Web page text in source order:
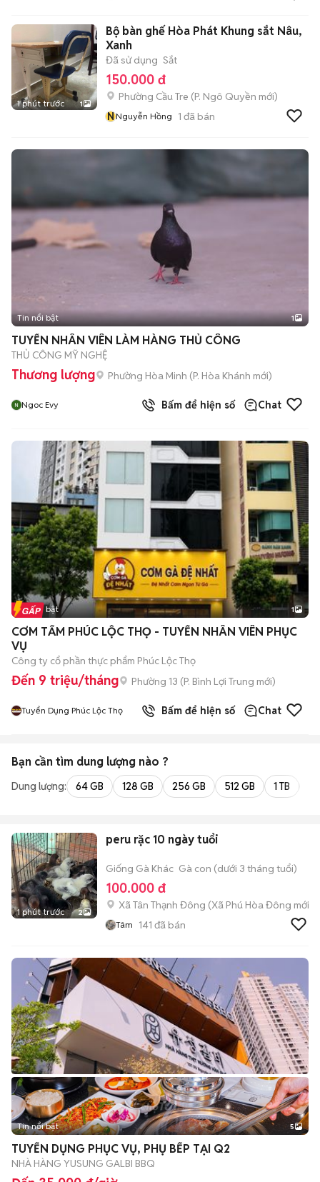
1 phút trước 1
Bộ bàn ghế Hòa Phát Khung sắt Nâu,
Xanh
Đã sử dụng Sắt
150.000 đ
Phường Cầu Tre (P. Ngô Quyền mới)
NNguyễn Hồng 1 đã bán
Tin nổi bật 1
TUYỂN NHÂN VIÊN LÀM HÀNG THỦ CÔNG
THỦ CÔNG MỸ NGHỆ
Thương lượng Phường Hòa Minh (P. Hòa Khánh mới)
Ngoc Evy Bấm để hiện số Chat
Tin nổi bật 1
CƠM TẤM PHÚC LỘC THỌ - TUYỂN NHÂN VIÊN PHỤC
VỤ
Công ty cổ phần thực phẩm Phúc Lộc Thọ
Đến 9 triệu/tháng Phường 13 (P. Bình Lợi Trung mới)
Tuyển Dụng Phúc Lộc Thọ Bấm để hiện số Chat
Bạn cần tìm dung lượng nào ?
Dung lượng: 64 GB 128 GB 256 GB 512 GB 1 TB
1 phút trước 2
peru rặc 10 ngày tuổi
Giống Gà Khác Gà con (dưới 3 tháng tuổi)
100.000 đ
Xã Tân Thạnh Đông (Xã Phú Hòa Đông mới)
Tâm 141 đã bán
Tin nổi bật 5
TUYỂN DỤNG PHỤC VỤ, PHỤ BẾP TẠI Q2
NHÀ HÀNG YUSUNG GALBI BBQ